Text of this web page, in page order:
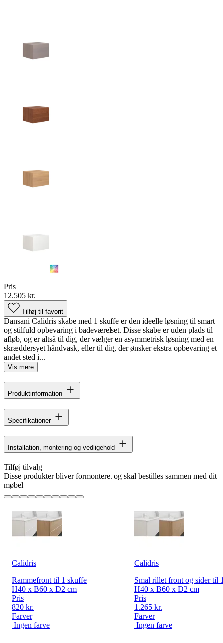
Pris
12.505 kr.
Tilføj til favorit
Dansani Calidris skabe med 1 skuffe er den ideelle løsning til smart
og stilfuld opbevaring i badeværelset. Disse skabe er uden plads til
afløb, og er altså til dig, der vælger en asymmetrisk løsning med en
skræddersyet håndvask, eller til dig, der ønsker ekstra opbevaring et
andet sted i...
Vis mere
Produktinformation
Specifikationer
Installation, montering og vedligehold
Tilføj tilvalg
Disse produkter bliver formonteret og skal bestilles sammen med dit
møbel
Calidris
Rammefront til 1 skuffe
H40 x B60 x D2 cm
Pris
820 kr.
Farver
Ingen farve
Calidris
Smal rillet front og sider til
H40 x B60 x D2 cm
Pris
1.265 kr.
Farver
Ingen farve